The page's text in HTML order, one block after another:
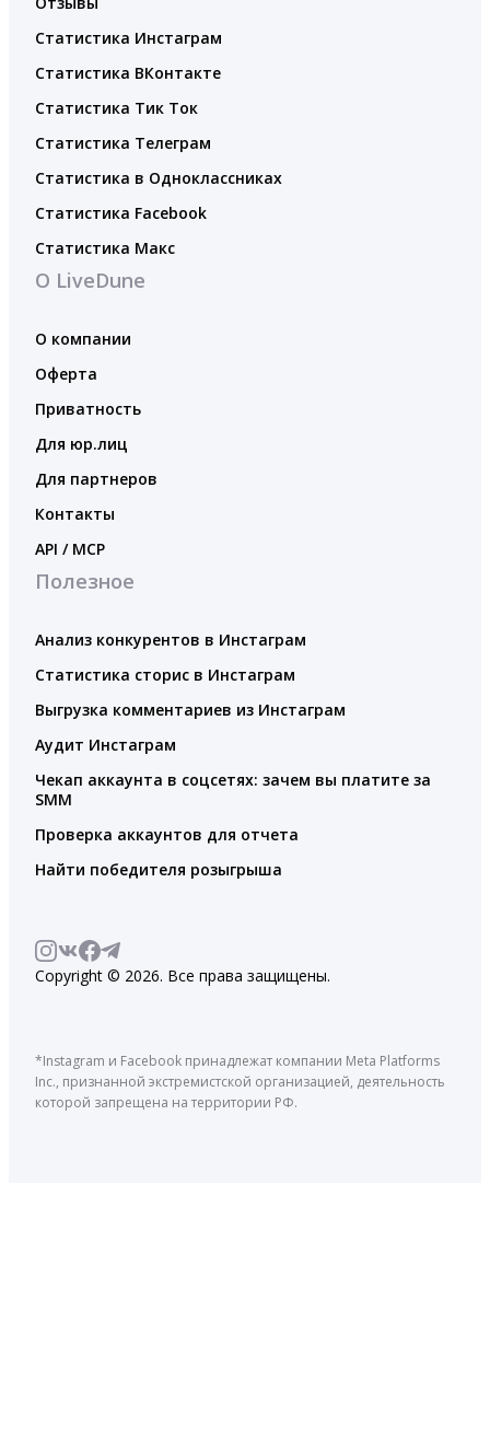
Статистика Инстаграм
Статистика ВКонтакте
Статистика Тик Ток
Статистика Телеграм
Статистика в Одноклассниках
Статистика Facebook
Статистика Макс
О LiveDune
О компании
Оферта
Приватность
Для юр.лиц
Для партнеров
Контакты
API / MCP
Полезное
Анализ конкурентов в Инстаграм
Статистика сторис в Инстаграм
Выгрузка комментариев из Инстаграм
Аудит Инстаграм
Чекап аккаунта в соцсетях: зачем вы платите за
SMM
Проверка аккаунтов для отчета
Найти победителя розыгрыша
Copyright © 2026. Все права защищены.
*Instagram и Facebook принадлежат компании Meta Platforms
Inc., признанной экстремистской организацией, деятельность
которой запрещена на территории РФ.